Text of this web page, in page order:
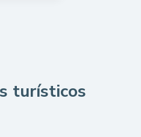
turísticos